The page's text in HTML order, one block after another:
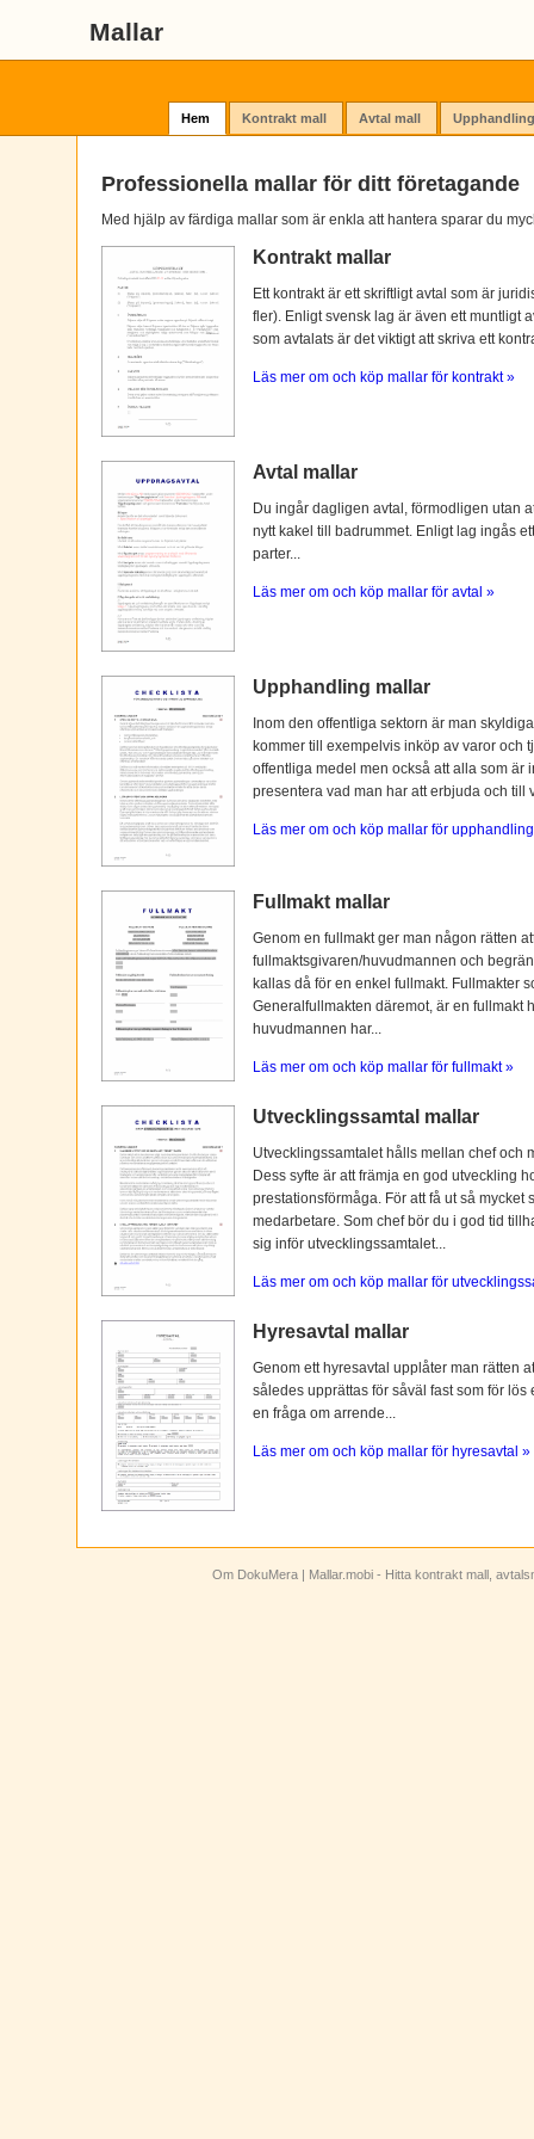
Mallar
Hem Kontrakt mall Avtal mall
Professionella mallar för ditt företagande
Med hjälp av färdiga mallar som är enkla att hantera sparar du
Kontrakt mallar
Ett kontrakt är ett skriftligt avtal som är
fler). Enligt svensk lag är även ett muntligt
som avtalats är det viktigt att skriva ett
Läs mer om och köp mallar för kontrakt »
Avtal mallar
Du ingår dagligen avtal, förmodligen utan
nytt kakel till badrummet. Enligt lag ingås
parter...
Läs mer om och köp mallar för avtal »
Upphandling mallar
Inom den offentliga sektorn är man
kommer till exempelvis inköp av varor och
offentliga medel men också att alla som är
presentera vad man har att erbjuda och till
Läs mer om och köp mallar för
Fullmakt mallar
Genom en fullmakt ger man någon rätten
fullmaktsgivaren/huvudmannen och
kallas då för en enkel fullmakt. Fullmakter
Generalfullmakten däremot, är en fullmakt
huvudmannen har...
Läs mer om och köp mallar för fullmakt »
Utvecklingssamtal mallar
Utvecklingssamtalet hålls mellan chef och
Dess syfte är att främja en god utveckling
prestationsförmåga. För att få ut så
medarbetare. Som chef bör du i god tid
sig inför utvecklingssamtalet...
Läs mer om och köp mallar för
Hyresavtal mallar
Genom ett hyresavtal upplåter man rätten
således upprättas för såväl fast som för
en fråga om arrende...
Läs mer om och köp mallar för hyresavtal »
Om DokuMera | Mallar.mobi - Hitta kontrakt mall,